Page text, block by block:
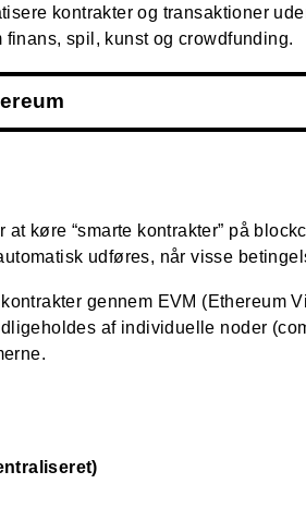
kontrakter og transaktioner
spil, kunst og crowdfunding.
køre “smarte kontrakter” på
udføres, når visse
gennem EVM (Ethereum
af individuelle noder